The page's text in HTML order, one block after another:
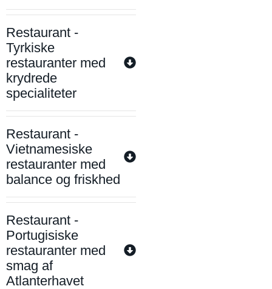
Restaurant -
Tyrkiske
restauranter med
krydrede
specialiteter
Restaurant -
Vietnamesiske
restauranter med
balance og friskhed
Restaurant -
Portugisiske
restauranter med
smag af
Atlanterhavet